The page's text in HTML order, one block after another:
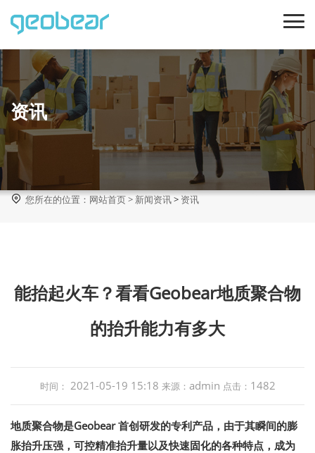
资讯
 您所在的位置： 网站首页> 新闻资讯> 资讯
能抬起火车？看看Geobear地质聚合物
的抬升能力有多大
时间： 2021-05-19 15:18 来源： admin 点击： 1482
地质聚合物是Geobear 首创研发的专利产品，由于其瞬间的膨
胀抬升压强，可控精准抬升量以及快速固化的各种特点，成为